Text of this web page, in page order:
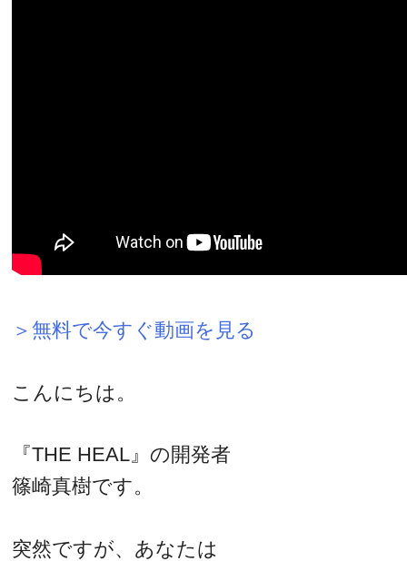
＞無料で今すぐ動画を見る
こんにちは。
『THE HEAL』の開発者
篠崎真樹です。
突然ですが、あなたは